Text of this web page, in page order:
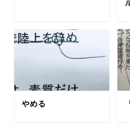
やめる